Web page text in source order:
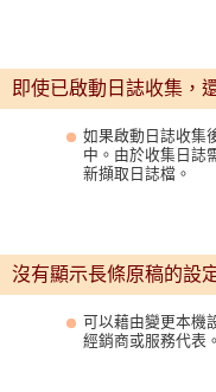
即使已啟動日誌收集，
如果啟動日誌收集
中。由於收集日誌
新擷取日誌檔。
沒有顯示長條原稿的設
可以藉由變更本機
經銷商或服務代表。